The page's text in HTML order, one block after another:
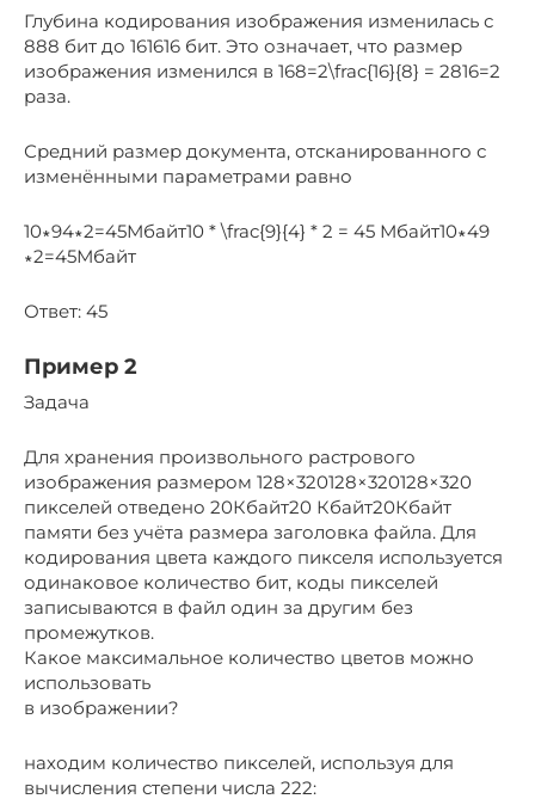
Глубина кодирования изображения изменилась с
888 бит до 161616 бит. Это означает, что размер
изображения изменился в 168=2\frac{16}{8} = 2816​=2
раза.
Средний размер документа, отсканированного с
изменёнными параметрами равно
10∗94∗2=45Мбайт10 * \frac{9}{4} * 2 = 45 Мбайт10∗49​
∗2=45Мбайт
Ответ: 45
Пример 2
Задача
Для хранения произвольного растрового
изображения размером 128×320128×320128×320
пикселей отведено 20Кбайт20 Кбайт20Кбайт
памяти без учёта размера заголовка файла. Для
кодирования цвета каждого пикселя используется
одинаковое количество бит, коды пикселей
записываются в файл один за другим без
промежутков.
Какое максимальное количество цветов можно
использовать
в изображении?
находим количество пикселей, используя для
вычисления степени числа 222: